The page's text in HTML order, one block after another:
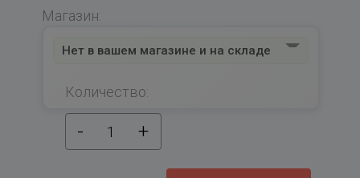
Магазин:
Нет в вашем магазине и на складе
Количество:
- 1 +